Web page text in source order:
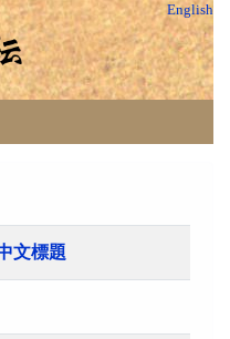
English
文標題